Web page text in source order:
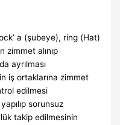
a (şubeye), ring (Hat)
zimmet alınıp
ayrılması
iş ortaklarına zimmet
edilmesi
sorunsuz
takip edilmesinin